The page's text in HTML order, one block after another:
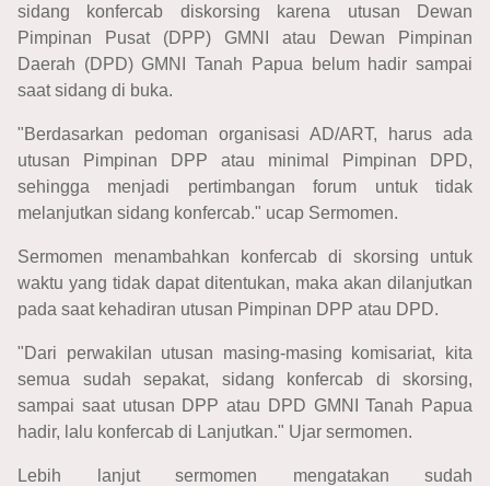
sidang konfercab diskorsing karena utusan Dewan
Pimpinan Pusat (DPP) GMNI atau Dewan Pimpinan
Daerah (DPD) GMNI Tanah Papua belum hadir sampai
saat sidang di buka.
"Berdasarkan pedoman organisasi AD/ART, harus ada
utusan Pimpinan DPP atau minimal Pimpinan DPD,
sehingga menjadi pertimbangan forum untuk tidak
melanjutkan sidang konfercab." ucap Sermomen.
Sermomen menambahkan konfercab di skorsing untuk
waktu yang tidak dapat ditentukan, maka akan dilanjutkan
pada saat kehadiran utusan Pimpinan DPP atau DPD.
"Dari perwakilan utusan masing-masing komisariat, kita
semua sudah sepakat, sidang konfercab di skorsing,
sampai saat utusan DPP atau DPD GMNI Tanah Papua
hadir, lalu konfercab di Lanjutkan." Ujar sermomen.
Lebih lanjut sermomen mengatakan sudah